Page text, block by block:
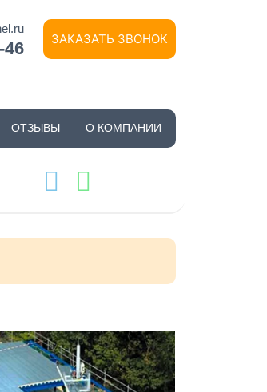
46 ЗАКАЗАТЬ ЗВОНОК
ОТЗЫВЫ О КОМПАНИИ